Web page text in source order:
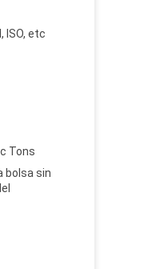
ISO, etc
Tons
bolsa sin